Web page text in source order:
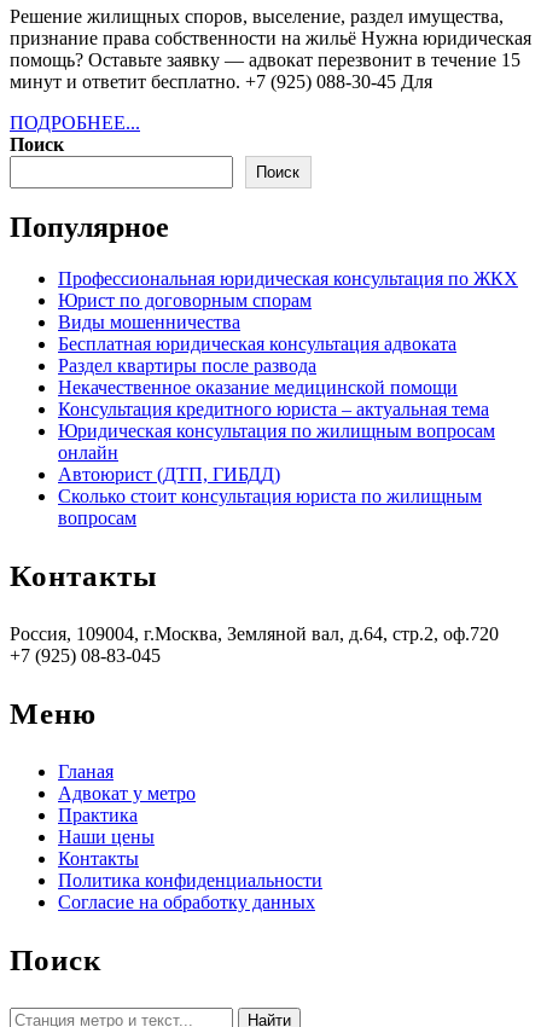
Решение жилищных споров, выселение, раздел имущества,
признание права собственности на жильё Нужна юридическая
помощь? Оставьте заявку — адвокат перезвонит в течение 15
минут и ответит бесплатно. +7 (925) 088-30-45 Для
ПОДРОБНЕЕ...
Поиск
Поиск
Популярное
Профессиональная юридическая консультация по ЖКХ
Юрист по договорным спорам
Виды мошенничества
Бесплатная юридическая консультация адвоката
Раздел квартиры после развода
Некачественное оказание медицинской помощи
Консультация кредитного юриста ‒ актуальная тема
Юридическая консультация по жилищным вопросам
онлайн
Автоюрист (ДТП, ГИБДД)
Сколько стоит консультация юриста по жилищным
вопросам
Контакты
Россия, 109004, г.Москва, Земляной вал, д.64, стр.2, оф.720
+7 (925) 08-83-045
Меню
Гланая
Адвокат у метро
Практика
Наши цены
Контакты
Политика конфиденциальности
Согласие на обработку данных
Поиск
Найти: